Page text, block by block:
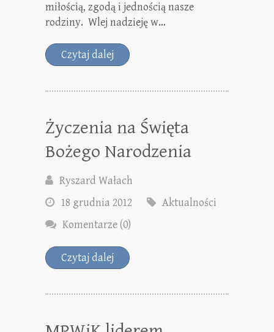
miłością, zgodą i jednością nasze
rodziny. Wlej nadzieję w…
Czytaj dalej
Życzenia na Święta
Bożego Narodzenia
Ryszard Wałach
18 grudnia 2012
Aktualności
Komentarze (0)
Czytaj dalej